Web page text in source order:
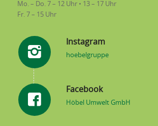
Mo. – Do. 7 – 12 Uhr • 13 – 17 Uhr
Fr. 7 – 15 Uhr
Instagram
hoebelgruppe
Facebook
Höbel Umwelt GmbH